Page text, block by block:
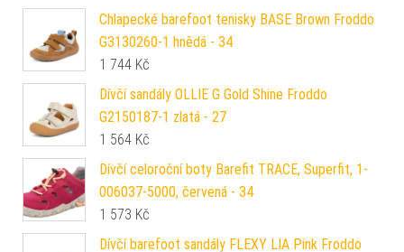
Chlapecké barefoot tenisky BASE Brown Froddo
G3130260-1 hnědá - 34
1 744 Kč
Dívčí sandály OLLIE G Gold Shine Froddo
G2150187-1 zlatá - 27
1 564 Kč
Dívčí celoroční boty Barefit TRACE, Superfit, 1-
006037-5000, červená - 34
1 573 Kč
Dívčí barefoot sandály FLEXY LIA Pink Froddo